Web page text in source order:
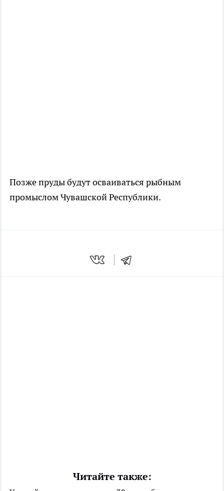
Позже пруды будут осваиваться рыбным
промыслом Чувашской Республики.
Читайте также: